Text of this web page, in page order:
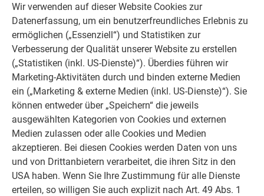
Wir verwenden auf dieser Website Cookies zur
Datenerfassung, um ein benutzerfreundliches Erlebnis zu
ermöglichen („Essenziell“) und Statistiken zur
Verbesserung der Qualität unserer Website zu erstellen
(„Statistiken (inkl. US-Dienste)“). Überdies führen wir
Marketing-Aktivitäten durch und binden externe Medien
ein („Marketing & externe Medien (inkl. US-Dienste)“). Sie
können entweder über „Speichern“ die jeweils
ausgewählten Kategorien von Cookies und externen
Medien zulassen oder alle Cookies und Medien
akzeptieren. Bei diesen Cookies werden Daten von uns
und von Drittanbietern verarbeitet, die ihren Sitz in den
USA haben. Wenn Sie Ihre Zustimmung für alle Dienste
erteilen, so willigen Sie auch explizit nach Art. 49 Abs. 1
Stehfalztechnik Schulungsvideos
WEITERLESEN